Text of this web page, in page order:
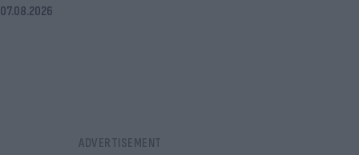
07.08.2026